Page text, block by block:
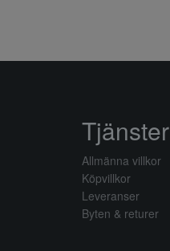
Tjänster
Allmänna villkor
Köpvillkor
Leveranser
Byten & returer